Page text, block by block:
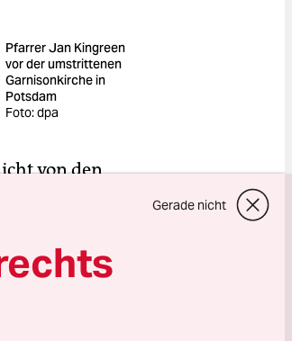
Pfarrer Jan Kingreen
vor der umstrittenen
Garnisonkirche in
Potsdam
Foto: dpa
von den
einfach
dort
war, dass
hatte.
die Pop-
Gerade nicht